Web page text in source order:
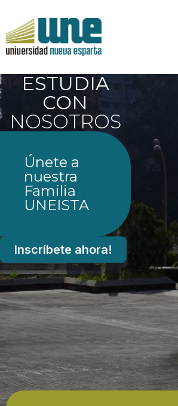
ESTUDIA
CON
NOSOTROS
Únete a
nuestra
Familia
UNEISTA
Inscríbete ahora!